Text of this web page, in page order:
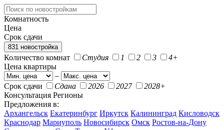
Комнатность
Цена
Срок сдачи
831 новостройка
Количество комнат Студия 1 2 3
4+
Цена квартиры
–
Срок сдачи
Сдана 2026 2027
2028+
Консультация Регионы
Предложения в:
Архангельск Екатеринбург Иркутск Калининград Кисловодск
Краснодар Мариуполь Новосибирск Омск Ростов-на-Дону